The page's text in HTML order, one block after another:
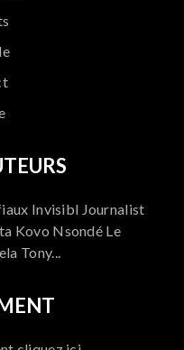
Invisibl Journalist
Kovo Nsondé Le
Tony...